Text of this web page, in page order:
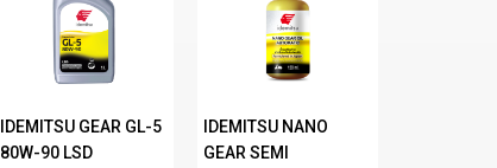
IDEMITSU GEAR GL-5
80W-90 LSD
IDEMITSU NANO
GEAR SEMI